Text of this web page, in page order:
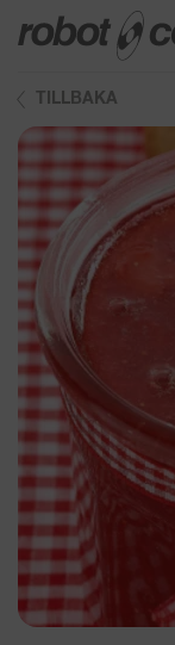
TILLBAKA